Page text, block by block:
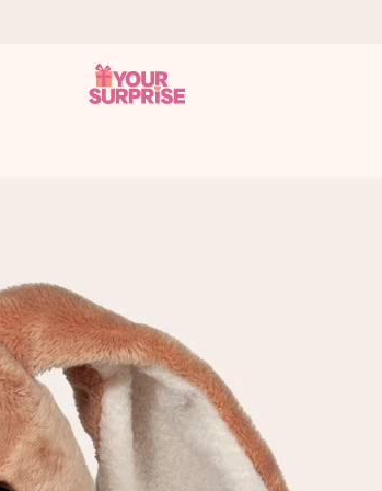
vous puissiez l’offrir au bon moment, quand
Reviews (total de tous les pays où nous
ou un message qui touche le cœur. Sans